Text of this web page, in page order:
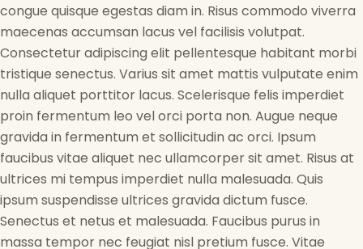
congue quisque egestas diam in. Risus commodo viverra
maecenas accumsan lacus vel facilisis volutpat.
Consectetur adipiscing elit pellentesque habitant morbi
tristique senectus. Varius sit amet mattis vulputate enim
nulla aliquet porttitor lacus. Scelerisque felis imperdiet
proin fermentum leo vel orci porta non. Augue neque
gravida in fermentum et sollicitudin ac orci. Ipsum
faucibus vitae aliquet nec ullamcorper sit amet. Risus at
ultrices mi tempus imperdiet nulla malesuada. Quis
ipsum suspendisse ultrices gravida dictum fusce.
Senectus et netus et malesuada. Faucibus purus in
massa tempor nec feugiat nisl pretium fusce. Vitae